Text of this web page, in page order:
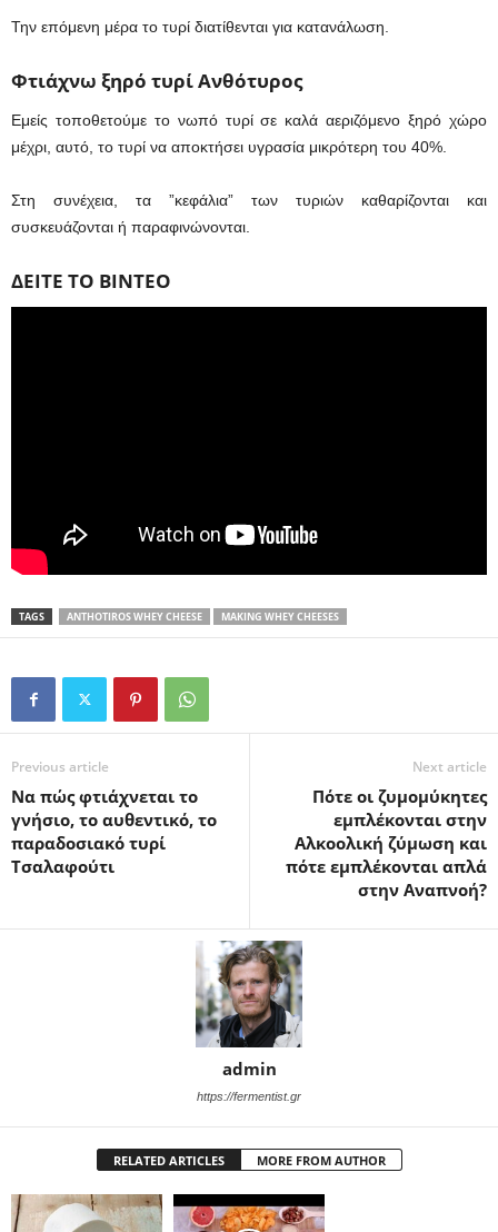
Την επόμενη μέρα το τυρί διατίθενται για κατανάλωση.
Φτιάχνω ξηρό τυρί Ανθότυρος
Εμείς τοποθετούμε το νωπό τυρί σε καλά αεριζόμενο ξηρό χώρο
μέχρι, αυτό, το τυρί να αποκτήσει υγρασία μικρότερη του 40%.
Στη συνέχεια, τα ”κεφάλια” των τυριών καθαρίζονται και
συσκευάζονται ή παραφινώνονται.
ΔΕΙΤΕ ΤΟ ΒΙΝΤΕΟ
TAGS ANTHOTIROS WHEY CHEESE MAKING WHEY CHEESES
Previous article
Να πώς φτιάχνεται το
γνήσιο, το αυθεντικό, το
παραδοσιακό τυρί
Τσαλαφούτι
Next article
Πότε οι ζυμομύκητες
εμπλέκονται στην
Αλκοολική ζύμωση και
πότε εμπλέκονται απλά
στην Αναπνοή?
admin
https://fermentist.gr
RELATED ARTICLES MORE FROM AUTHOR